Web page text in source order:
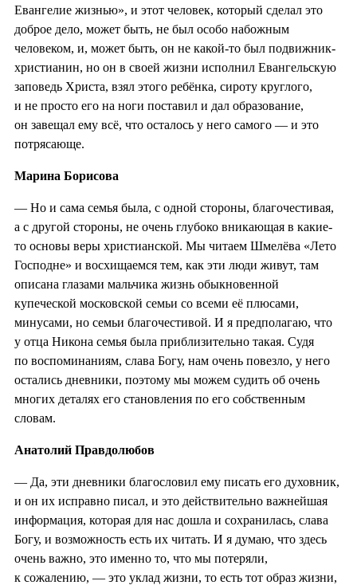
Евангелие жизнью», и этот человек, который сделал это
доброе дело, может быть, не был особо набожным
человеком, и, может быть, он не какой-то был подвижник-
христианин, но он в своей жизни исполнил Евангельскую
заповедь Христа, взял этого ребёнка, сироту круглого,
и не просто его на ноги поставил и дал образование,
он завещал ему всё, что осталось у него самого — и это
потрясающе.
Марина Борисова
— Но и сама семья была, с одной стороны, благочестивая,
а с другой стороны, не очень глубоко вникающая в какие-
то основы веры христианской. Мы читаем Шмелёва «Лето
Господне» и восхищаемся тем, как эти люди живут, там
описана глазами мальчика жизнь обыкновенной
купеческой московской семьи со всеми её плюсами,
минусами, но семьи благочестивой. И я предполагаю, что
у отца Никона семья была приблизительно такая. Судя
по воспоминаниям, слава Богу, нам очень повезло, у него
остались дневники, поэтому мы можем судить об очень
многих деталях его становления по его собственным
словам.
Анатолий Правдолюбов
— Да, эти дневники благословил ему писать его духовник,
и он их исправно писал, и это действительно важнейшая
информация, которая для нас дошла и сохранилась, слава
Богу, и возможность есть их читать. И я думаю, что здесь
очень важно, это именно то, что мы потеряли,
к сожалению, — это уклад жизни, то есть тот образ жизни,